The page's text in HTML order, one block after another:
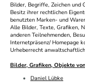
Bilder, Begriffe, Zeichen und
Besitz ihrer rechtlichen
benutzten Marken- und
Alle Bilder, Texte, Grafiken,
anderen Teilnehmenden,
Internetpräsenz/ Homepage
Urheberrecht
Bilder, Grafiken, Objekte
Daniel Lübke